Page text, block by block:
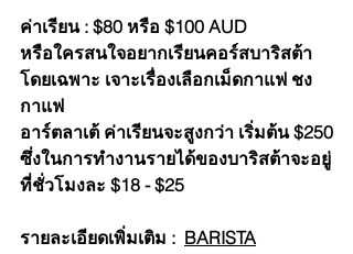
ค่าเรียน : $80 หรือ $100 AUD
หรือใครสนใจอยากเรียนคอร์สบาริสต้า
โดยเฉพาะ เจาะเรื่องเลือกเม็ดกาแฟ ชง
กาแฟ
อาร์ตลาเต้ ค่าเรียนจะสูงกว่า เริ่มต้น $250
ซึ่งในการทำงานรายได้ของบาริสต้าจะอยู่
ที่ชั่วโมงละ $18 - $25
รายละเอียดเพิ่มเติม : BARISTA